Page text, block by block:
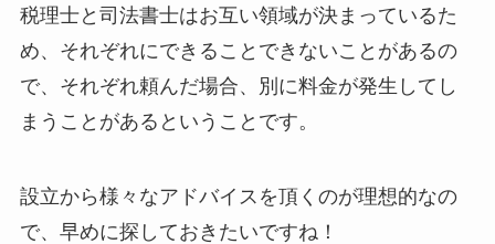
税理士と司法書士はお互い領域が決まっているた
め、それぞれにできることできないことがあるの
で、それぞれ頼んだ場合、別に料金が発生してし
まうことがあるということです。
設立から様々なアドバイスを頂くのが理想的なの
で、早めに探しておきたいですね！